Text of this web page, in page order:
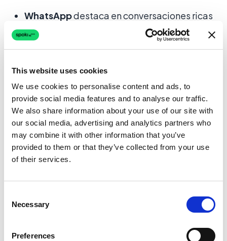
This website uses cookies
We use cookies to personalise content and ads, to
provide social media features and to analyse our traffic.
We also share information about your use of our site with
our social media, advertising and analytics partners who
may combine it with other information that you’ve
provided to them or that they’ve collected from your use
of their services.
Selection
Necessary
Preferences
WhatsAppdestaca en conversaciones ricas
e interactivas — catálogos de productos,
archivos multimedia, botones de respuesta
universalidad — alertas de ventas flash,
códigos OTP, confirmaciones de citas y
contacto con clientes que no usan
WhatsApp.
Lógica de fallback
determinado, la plataforma lo reenvía
automáticamente por SMS, asegurando que
Vista unificada del contacto
— gestionar